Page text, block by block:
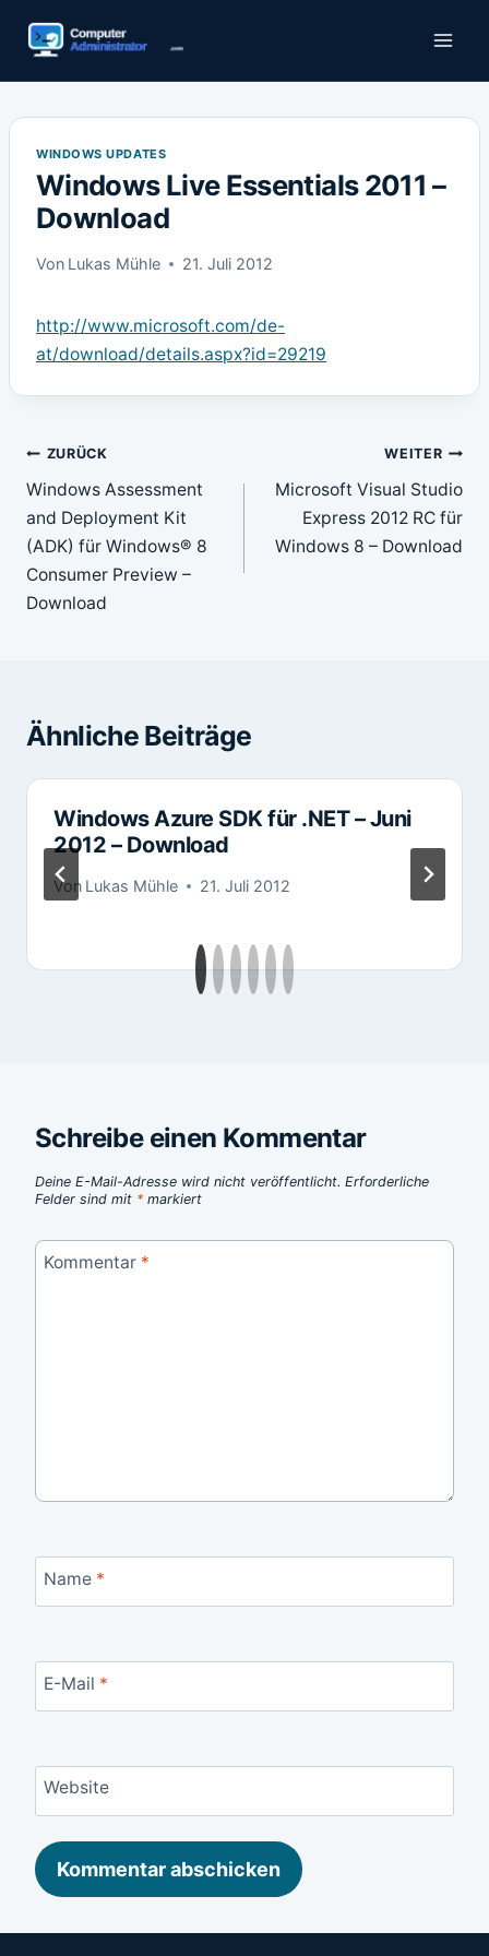
Inhalt
WINDOWS UPDATES
Windows Live Essentials 2011 –
Download
Von Lukas Mühle 21. Juli 2012
http://www.microsoft.com/de-
at/download/details.aspx?id=29219
Beitragsnavigation
ZURÜCK
Windows Assessment
and Deployment Kit
(ADK) für Windows® 8
Consumer Preview –
Download
WEITER
Microsoft Visual Studio
Express 2012 RC für
Windows 8 – Download
Ähnliche Beiträge
Windows Azure SDK für .NET – Juni
2012 – Download
Von Lukas Mühle 21. Juli 2012
Schreibe einen Kommentar
Deine E-Mail-Adresse wird nicht veröffentlicht. Erforderliche
Felder sind mit * markiert
Kommentar *
Name *
E-Mail *
Website